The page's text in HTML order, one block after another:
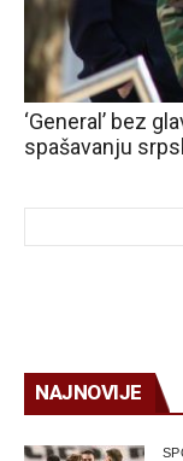
‘General’ bez
spašavanju
NAJNOVIJE